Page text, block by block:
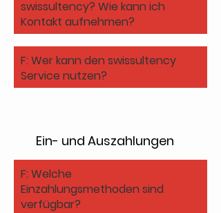
swissultency? Wie kann ich
Kontakt aufnehmen?
F: Wer kann den swissultency
Service nutzen?
Ein- und Auszahlungen
F: Welche
Einzahlungsmethoden sind
verfügbar?